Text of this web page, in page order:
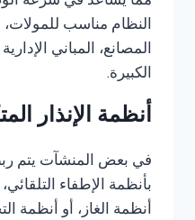
النظام مناسب للمولات،
المصانع، المباني
الكبيرة.
أنظمة الإنذار
في بعض المنشآت يتم
بأنظمة الإطفاء
أنظمة الغاز، أو أنظمة